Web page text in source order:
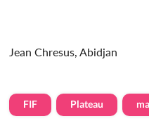
Jean Chresus, Abidjan
FIF Plateau